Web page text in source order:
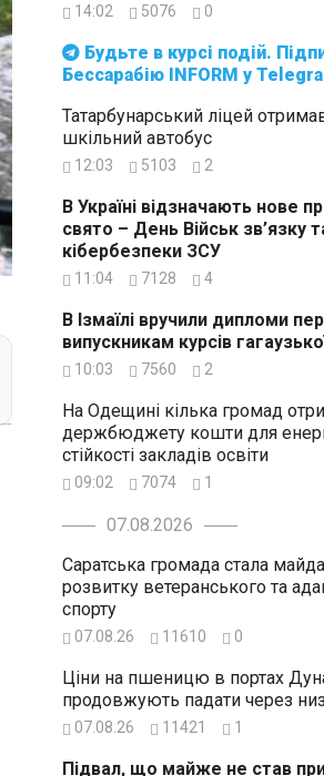
Бессарабію INFORM у
14:02 5076 0
Татарбунарський ліцей
шкільний автобус
12:03 5103 2
В Україні відзначають нове
свято – День Військ зв’язку
кібербезпеки ЗСУ
11:04 7128 4
В Ізмаїлі вручили дипломи
випускникам курсів
10:03 7560 2
На Одещині кілька громад
держбюджету кошти для
стійкості закладів освіти
09:02 7074 1
07.08.2026
Саратська громада стала
розвитку ветеранського та
спорту
07.08.26 11610 0
Ціни на пшеницю в портах
продовжують падати через
07.08.26 11421 1
Підвал, що майже не став